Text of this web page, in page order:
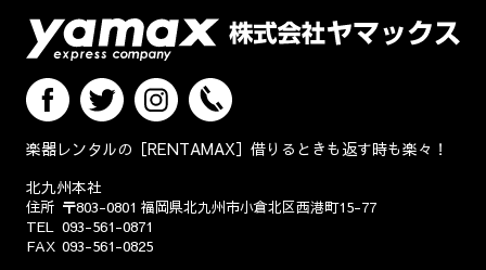
楽器レンタルの［RENTAMAX］借りるときも返す時も楽々！
北九州本社
住所 〒803-0801 福岡県北九州市小倉北区西港町15-77
TEL 093-561-0871
FAX 093-561-0825